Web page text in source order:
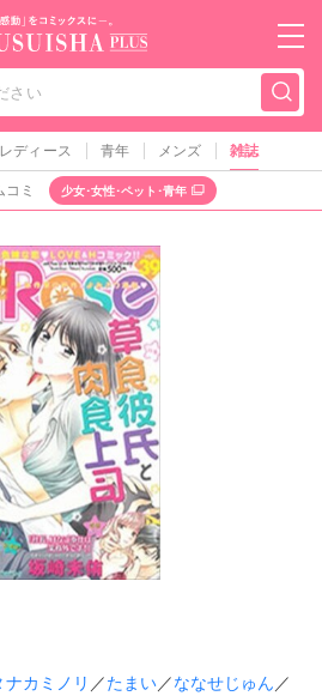
秋水社PLUS（テ
レディース 青年 メンズ 雑誌
コミ 少女･女性･ペット･青年
ナカミノリ ／たまい／ななせじゅん ／